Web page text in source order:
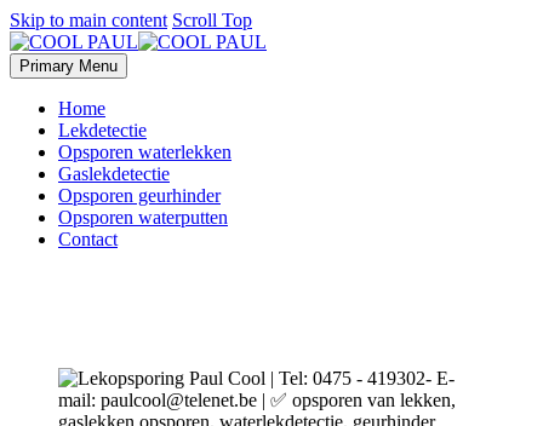
Skip to main content Scroll Top
Primary Menu
Home
Lekdetectie
Opsporen waterlekken
Gaslekdetectie
Opsporen geurhinder
Opsporen waterputten
Contact